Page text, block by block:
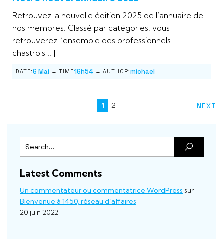
Retrouvez la nouvelle édition 2025 de l’annuaire de
nos membres. Classé par catégories, vous
retrouverez l’ensemble des professionnels
chastrois[…]
DATE:6 Mai - TIME16h54 - AUTHOR:michael
1 2 NEXT
Latest Comments
Un commentateur ou commentatrice WordPress sur
Bienvenue à 1450, réseau d’affaires
20 juin 2022